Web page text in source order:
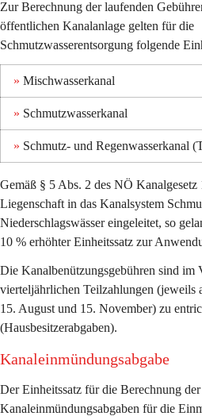
Zur Berechnung der laufenden
öffentlichen Kanalanlage gelten für die
Schmutzwasserentsorgung folgende
» Mischwasserkanal
» Schmutzwasserkanal
» Schmutz- und Regenwasserkanal
Gemäß § 5 Abs. 2 des NÖ
Liegenschaft in das Kanalsystem
Niederschlagswässer eingeleitet, so
10 % erhöhter Einheitssatz zur
Die Kanalbenützungsgebühren sind im
vierteljährlichen Teilzahlungen (jeweils
15. August und 15. November) zu
(Hausbesitzerabgaben).
Kanaleinmündungsabgabe
Der Einheitssatz für die Berechnung der
Kanaleinmündungsabgaben für die